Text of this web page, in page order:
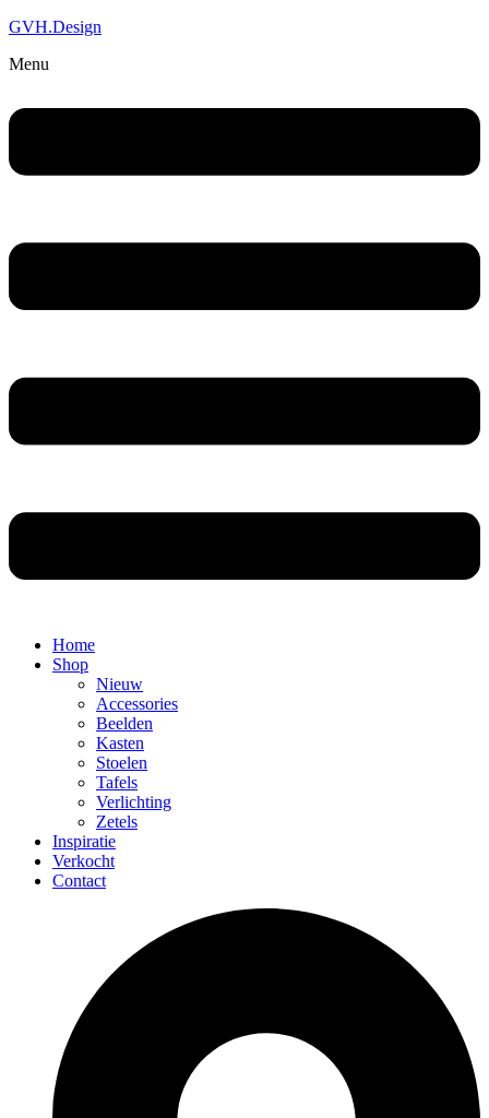
GVH.Design
Menu
Home
Shop
Nieuw
Accessories
Beelden
Kasten
Stoelen
Tafels
Verlichting
Zetels
Inspiratie
Verkocht
Contact